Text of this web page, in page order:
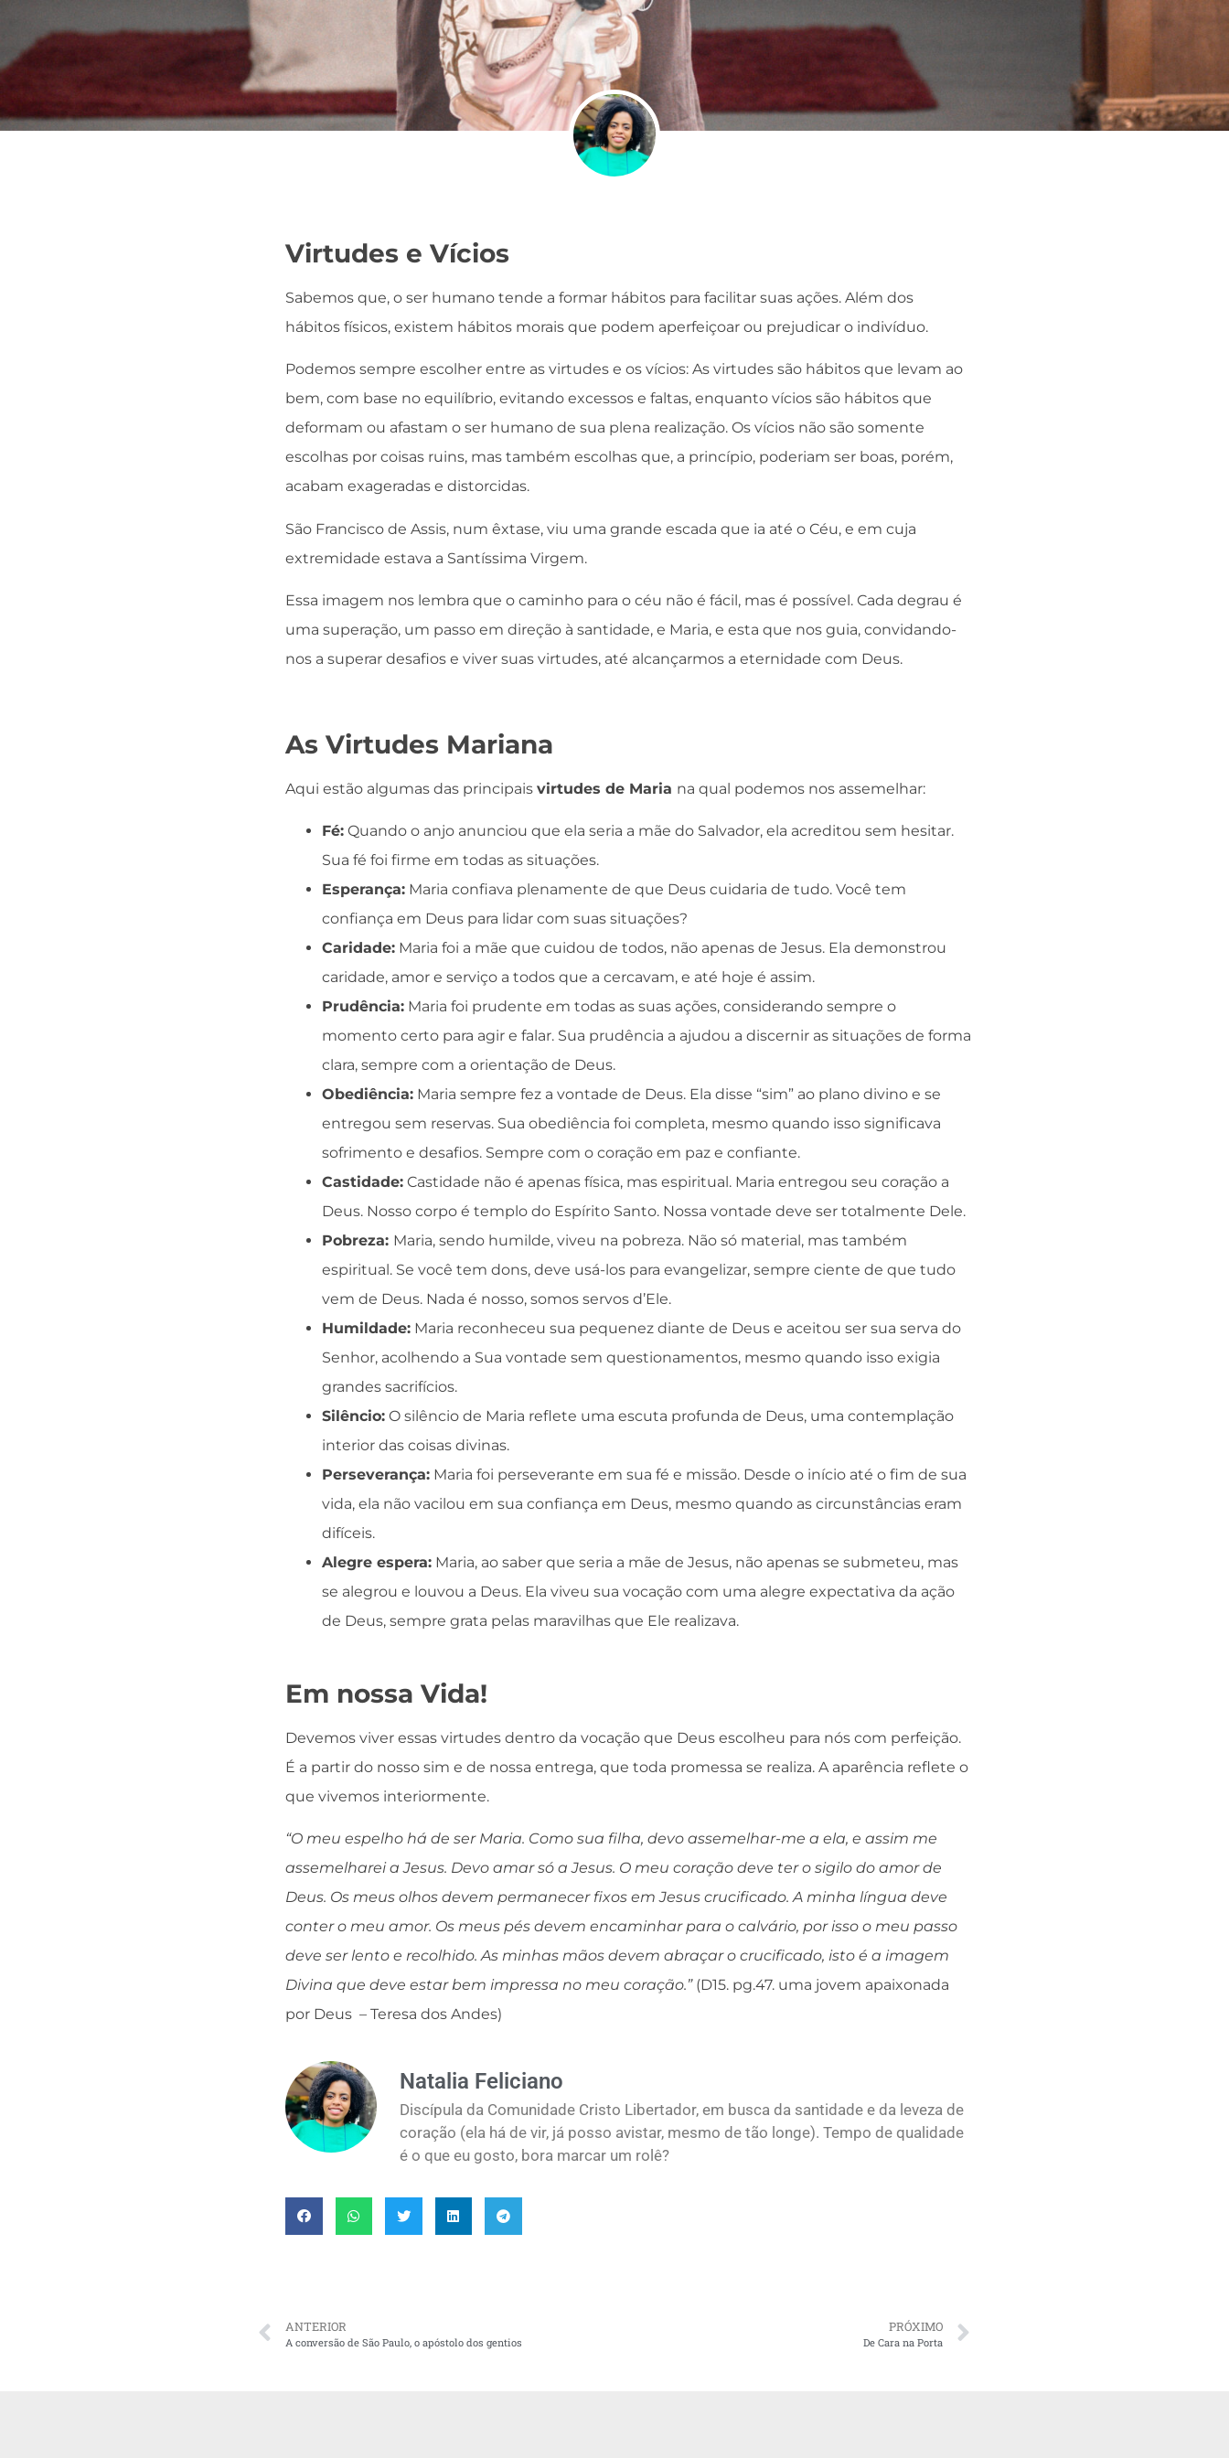
Virtudes e Vícios
Sabemos que, o ser humano tende a formar hábitos para facilitar suas ações. Além dos
hábitos físicos, existem hábitos morais que podem aperfeiçoar ou prejudicar o indivíduo.
Podemos sempre escolher entre as virtudes e os vícios: As virtudes são hábitos que levam ao
bem, com base no equilíbrio, evitando excessos e faltas, enquanto vícios são hábitos que
deformam ou afastam o ser humano de sua plena realização. Os vícios não são somente
escolhas por coisas ruins, mas também escolhas que, a princípio, poderiam ser boas, porém,
acabam exageradas e distorcidas.
São Francisco de Assis, num êxtase, viu uma grande escada que ia até o Céu, e em cuja
extremidade estava a Santíssima Virgem.
Essa imagem nos lembra que o caminho para o céu não é fácil, mas é possível. Cada degrau é
uma superação, um passo em direção à santidade, e Maria, e esta que nos guia, convidando-
nos a superar desafios e viver suas virtudes, até alcançarmos a eternidade com Deus.
As Virtudes Mariana
Aqui estão algumas das principais virtudes de Maria na qual podemos nos assemelhar:
Fé: Quando o anjo anunciou que ela seria a mãe do Salvador, ela acreditou sem hesitar.
Sua fé foi firme em todas as situações.
Esperança: Maria confiava plenamente de que Deus cuidaria de tudo. Você tem
confiança em Deus para lidar com suas situações?
Caridade: Maria foi a mãe que cuidou de todos, não apenas de Jesus. Ela demonstrou
caridade, amor e serviço a todos que a cercavam, e até hoje é assim.
Prudência: Maria foi prudente em todas as suas ações, considerando sempre o
momento certo para agir e falar. Sua prudência a ajudou a discernir as situações de forma
clara, sempre com a orientação de Deus.
Obediência: Maria sempre fez a vontade de Deus. Ela disse “sim” ao plano divino e se
entregou sem reservas. Sua obediência foi completa, mesmo quando isso significava
sofrimento e desafios. Sempre com o coração em paz e confiante.
Castidade: Castidade não é apenas física, mas espiritual. Maria entregou seu coração a
Deus. Nosso corpo é templo do Espírito Santo. Nossa vontade deve ser totalmente Dele.
Pobreza: Maria, sendo humilde, viveu na pobreza. Não só material, mas também
espiritual. Se você tem dons, deve usá-los para evangelizar, sempre ciente de que tudo
vem de Deus. Nada é nosso, somos servos d’Ele.
Humildade: Maria reconheceu sua pequenez diante de Deus e aceitou ser sua serva do
Senhor, acolhendo a Sua vontade sem questionamentos, mesmo quando isso exigia
grandes sacrifícios.
Silêncio: O silêncio de Maria reflete uma escuta profunda de Deus, uma contemplação
interior das coisas divinas.
Perseverança: Maria foi perseverante em sua fé e missão. Desde o início até o fim de sua
vida, ela não vacilou em sua confiança em Deus, mesmo quando as circunstâncias eram
difíceis.
Alegre espera: Maria, ao saber que seria a mãe de Jesus, não apenas se submeteu, mas
se alegrou e louvou a Deus. Ela viveu sua vocação com uma alegre expectativa da ação
de Deus, sempre grata pelas maravilhas que Ele realizava.
Em nossa Vida!
Devemos viver essas virtudes dentro da vocação que Deus escolheu para nós com perfeição.
É a partir do nosso sim e de nossa entrega, que toda promessa se realiza. A aparência reflete o
que vivemos interiormente.
“O meu espelho há de ser Maria. Como sua filha, devo assemelhar-me a ela, e assim me
assemelharei a Jesus. Devo amar só a Jesus. O meu coração deve ter o sigilo do amor de
Deus. Os meus olhos devem permanecer fixos em Jesus crucificado. A minha língua deve
conter o meu amor. Os meus pés devem encaminhar para o calvário, por isso o meu passo
deve ser lento e recolhido. As minhas mãos devem abraçar o crucificado, isto é a imagem
Divina que deve estar bem impressa no meu coração.”(D15. pg.47. uma jovem apaixonada
por Deus – Teresa dos Andes)
Natalia Feliciano
Discípula da Comunidade Cristo Libertador, em busca da santidade e da leveza de
coração (ela há de vir, já posso avistar, mesmo de tão longe). Tempo de qualidade
é o que eu gosto, bora marcar um rolê?
ANTERIOR
A conversão de São Paulo, o apóstolo dos gentios
PRÓXIMO
De Cara na Porta